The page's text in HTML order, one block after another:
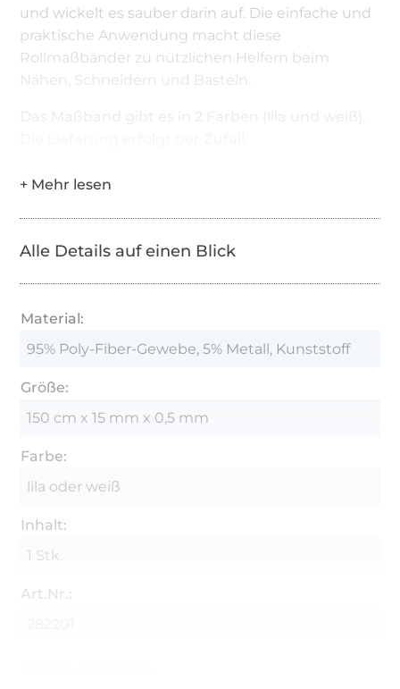
und wickelt es sauber darin auf. Die einfache und
praktische Anwendung macht diese
Rollmaßbänder zu nützlichen Helfern beim
Nähen, Schneidern und Basteln.
Alle Details auf einen Blick
Material:
95% Poly-Fiber-Gewebe, 5% Metall, Kunststoff
Größe:
150 cm x 15 mm x 0,5 mm
Farbe:
lila oder weiß
Inhalt:
1 Stk.
Art.Nr.: